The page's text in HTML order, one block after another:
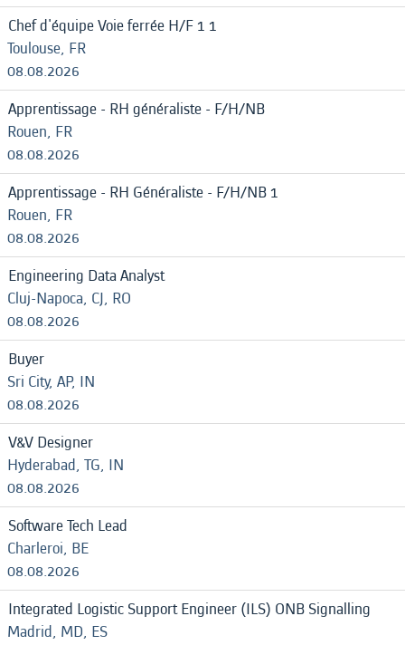
Chef d'équipe Voie ferrée H/F 1 1
Toulouse, FR
08.08.2026
Apprentissage - RH généraliste - F/H/NB
Rouen, FR
08.08.2026
Apprentissage - RH Généraliste - F/H/NB 1
Rouen, FR
08.08.2026
Engineering Data Analyst
Cluj-Napoca, CJ, RO
08.08.2026
Buyer
Sri City, AP, IN
08.08.2026
V&V Designer
Hyderabad, TG, IN
08.08.2026
Software Tech Lead
Charleroi, BE
08.08.2026
Integrated Logistic Support Engineer (ILS) ONB Signalling
Madrid, MD, ES